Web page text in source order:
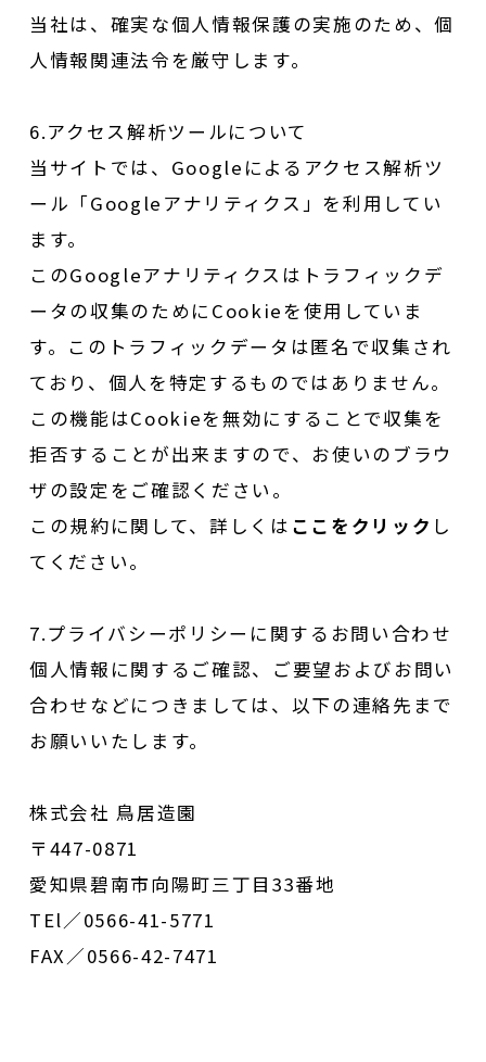
当社は、確実な個人情報保護の実施のため、個
人情報関連法令を厳守します。
6.アクセス解析ツールについて
当サイトでは、Googleによるアクセス解析ツ
ール「Googleアナリティクス」を利用してい
ます。
このGoogleアナリティクスはトラフィックデ
ータの収集のためにCookieを使用していま
す。このトラフィックデータは匿名で収集され
ており、個人を特定するものではありません。
この機能はCookieを無効にすることで収集を
拒否することが出来ますので、お使いのブラウ
ザの設定をご確認ください。
この規約に関して、詳しくは ここをクリック し
てください。
7.プライバシーポリシーに関するお問い合わせ
個人情報に関するご確認、ご要望およびお問い
合わせなどにつきましては、以下の連絡先まで
お願いいたします。
株式会社 鳥居造園
〒447-0871
愛知県碧南市向陽町三丁目33番地
TEl／0566-41-5771
FAX／0566-42-7471